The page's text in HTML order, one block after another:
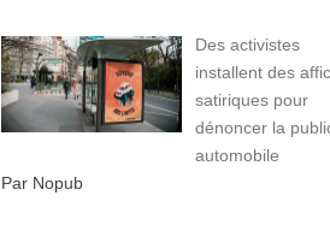
Des activistes
installent des
satiriques pour
dénoncer la
automobile
Par Nopub